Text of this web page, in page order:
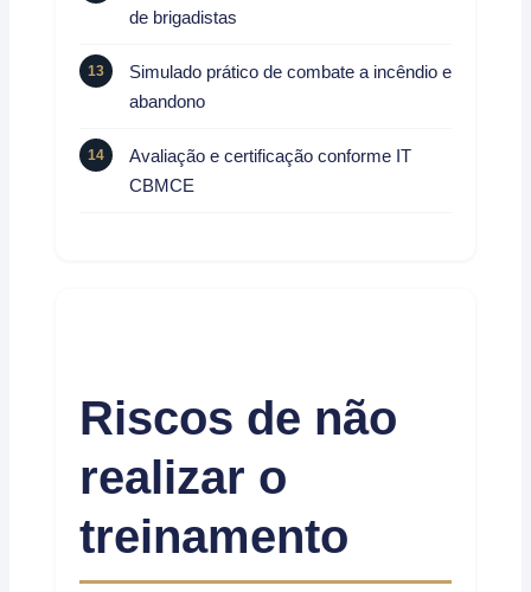
de brigadistas
Simulado prático de combate a incêndio e
abandono
Avaliação e certificação conforme IT
CBMCE
Riscos de não
realizar o
treinamento